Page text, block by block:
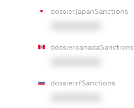
dossier.japanSanctions
dossier.canadaSanctions
dossier.rfSanctions